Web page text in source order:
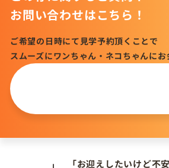
お問い合わせはこちら！
ご希望の日時にて見学予約頂くことで
スムーズにワンちゃん・ネコちゃんにお
「お迎えしたいけど不